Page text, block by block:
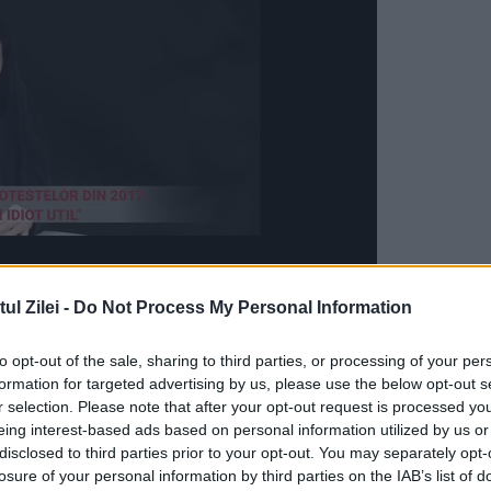
Zilei - Do Not Process My Personal Information
opt-out of the sale, sharing to third parties, or processing of your
for targeted advertising by us, please use the below opt-out
selection. Please note that after your opt-out request is processed
interest-based ads based on personal information utilized by us
to third parties prior to your opt-out. You may separately
of your personal information by third parties on the IAB’s list of
administratorul companiei Tehnologica
al municipiului Slatina, căruia i-a propus ca în
de decizie în vederea câştigării unor
Slatina, oraşele Scorniceşti, Piatra Olt şi
încasate (fără TVA). În schimbul acestor